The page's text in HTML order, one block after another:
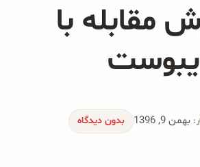
های طبیعی
مقابله با
یبوست
بهمن 9, 1396 بدون دیدگاه